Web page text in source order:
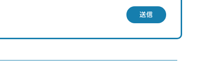
送信